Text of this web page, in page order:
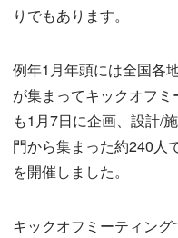
りでもあります。
例年1月年頭には全国各
が集まってキックオフ
も1月7日に企画、設計/
門から集まった約240人
を開催しました。
キックオフミーティン